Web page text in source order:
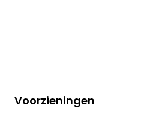
Voorzieningen